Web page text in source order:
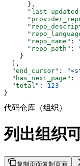
      },
      "repo_name"
:
      "repo_path"
:
    }
  ],
  "end_cursor"
:
  "has_next_page"
:
  "total"
: 123
}
代码仓库（组织）
列出组织
复制页面复制页面